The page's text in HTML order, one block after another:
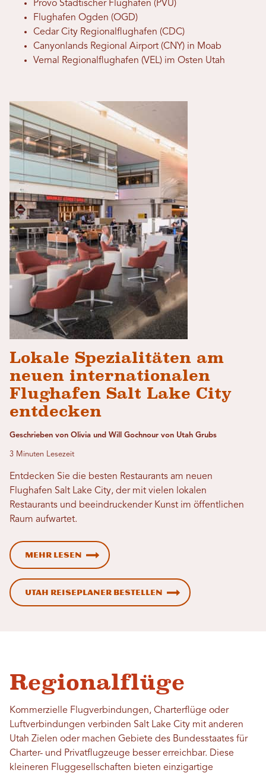
Provo Städtischer Flughafen (PVU)
Flughafen Ogden (OGD)
Cedar City Regionalflughafen (CDC)
Canyonlands Regional Airport (CNY) in Moab
Vernal Regionalflughafen (VEL) im Osten Utah
Lokale Spezialitäten am
neuen internationalen
Flughafen Salt Lake City
entdecken
Geschrieben von Olivia und Will Gochnour von Utah Grubs
3 Minuten Lesezeit
Entdecken Sie die besten Restaurants am neuen
Flughafen Salt Lake City, der mit vielen lokalen
Restaurants und beeindruckender Kunst im öffentlichen
Raum aufwartet.
Mehr lesen
Utah Reiseplaner bestellen
Regionalflüge
Kommerzielle Flugverbindungen, Charterflüge oder
Luftverbindungen verbinden Salt Lake City mit anderen
Utah Zielen oder machen Gebiete des Bundesstaates für
Charter- und Privatflugzeuge besser erreichbar. Diese
kleineren Fluggesellschaften bieten einzigartige